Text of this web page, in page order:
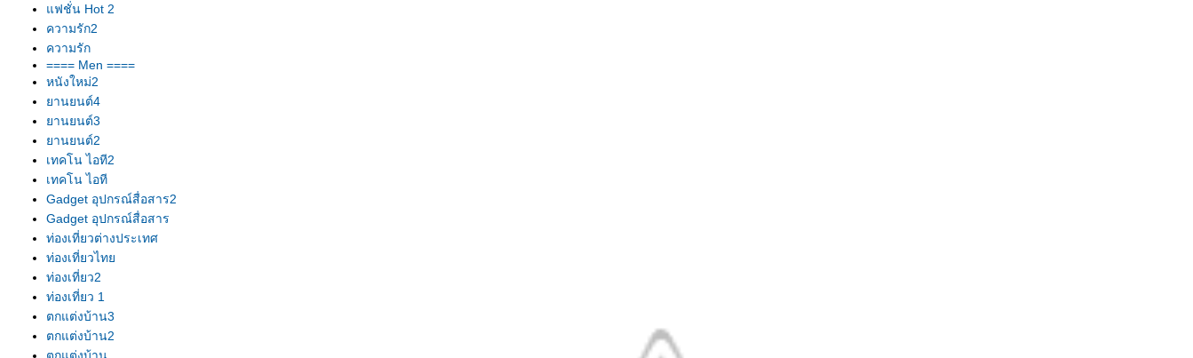
ฟชั่น Hot 2
ความรัก2
ความรัก
==== Men ====
หนังใหม่2
านยนต์4
านยนต์3
านยนต์2
เทคโน ไอที2
เทคโน ไอที
Gadget อุปกรณ์สื่อสาร2
Gadget อุปกรณ์สื่อสาร
ท่องเที่ยวต่างประเทศ
ท่องเที่ยวไท
ท่องเที่ยว2
ท่องเที่ยว 1
ตกแต่งบ้าน3
ตกแต่งบ้าน2